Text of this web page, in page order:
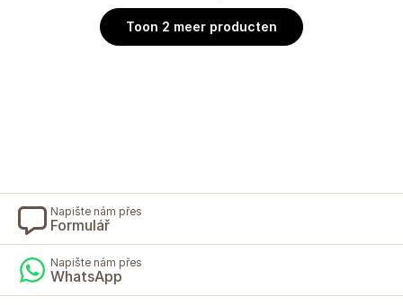
Toon 2 meer producten
Napište nám přes
Formulář
Napište nám přes
WhatsApp